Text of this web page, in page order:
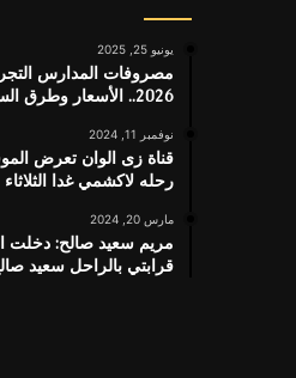
يونيو 25, 2025
2026.. الأسعار وطرق السداد
نوفمبر 11, 2024
قناة زى الوان تعرض
رحله لاكشمي غدا الثلاثاء
مارس 20, 2024
قرابتي بالراحل سعيد